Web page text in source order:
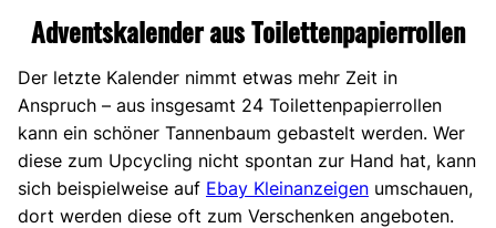
Adventskalender aus Toilettenpapierrollen
Der letzte Kalender nimmt etwas mehr Zeit in
Anspruch – aus insgesamt 24 Toilettenpapierrollen
kann ein schöner Tannenbaum gebastelt werden. Wer
diese zum Upcycling nicht spontan zur Hand hat, kann
sich beispielweise auf Ebay Kleinanzeigen umschauen,
dort werden diese oft zum Verschenken angeboten.